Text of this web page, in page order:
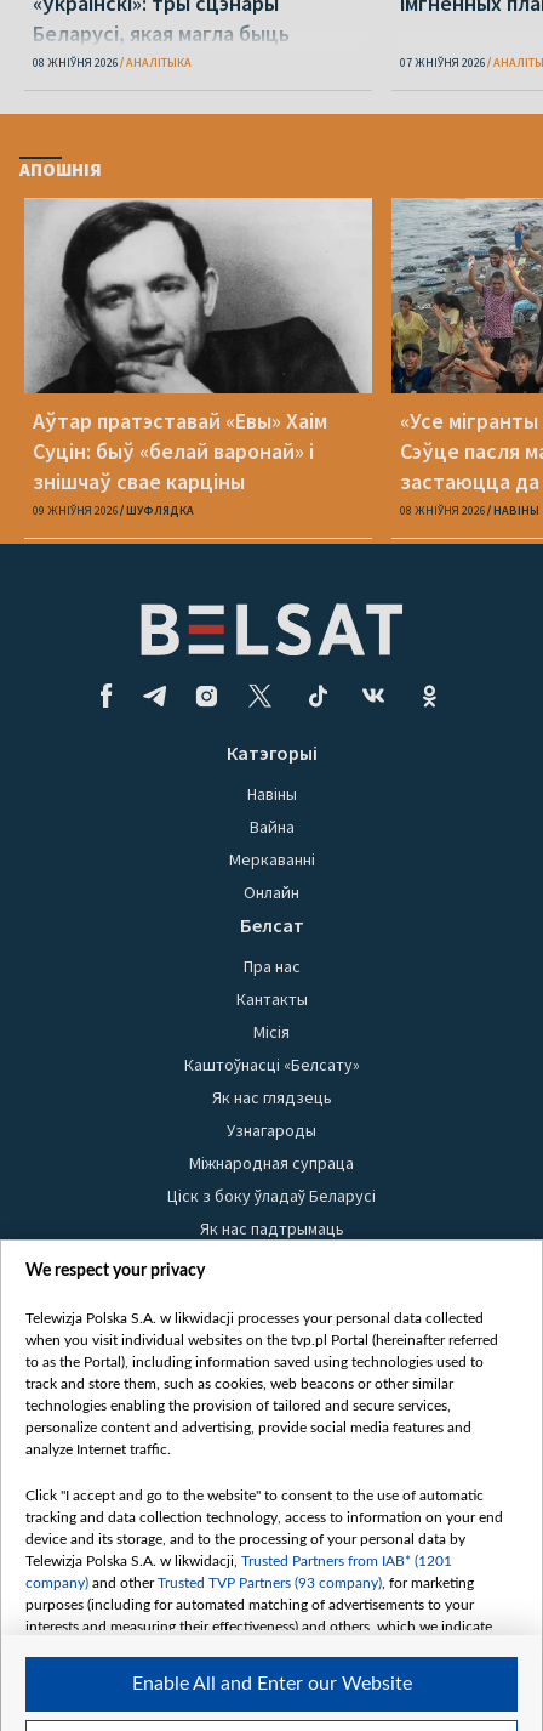
Беларусі, якая магла быць
08 ЖНІЎНЯ 2026 АНАЛІТЫКА 07 ЖНІЎНЯ 2026
АПОШНІЯ
Аўтар пратэставай «Евы» Хаім
Суцін: быў «белай варонай» і
знішчаў свае карціны
09 ЖНІЎНЯ 2026 ШУФЛЯДКА
«Усе
Сэўце пасля
застаюцца да
08 ЖНІЎНЯ 2026 НАВІНЫ
Катэгорыі
Навіны
Вайна
Меркаванні
Онлайн
Белсат
Пра нас
Кантакты
Місія
Каштоўнасці «Белсату»
Як нас глядзець
Узнагароды
Міжнародная супраца
Ціск з боку ўладаў Беларусі
Як нас падтрымаць
Правілы выкарыстання матэрыялаў
Бяспека
Youtube
Белсат news
Белсат Shorts
Жэстачайшы мульт
Belsat English
Biełsat PL
Белсат Now
Белсат History
Белсат Music
Белсат Doc
We respect your privacy
Telewizja Polska S.A. w likwidacji processes your personal data collected
when you visit individual websites on the tvp.pl Portal (hereinafter referred
to as the Portal), including information saved using technologies used to
track and store them, such as cookies, web beacons or other similar
technologies enabling the provision of tailored and secure services,
personalize content and advertising, provide social media features and
analyze Internet traffic.
Click "I accept and go to the website" to consent to the use of automatic
tracking and data collection technology, access to information on your end
device and its storage, and to the processing of your personal data by
Telewizja Polska S.A. w likwidacji, Trusted Partners from IAB* (1201
company) and otherTrusted TVP Partners (93 company) , for marketing
purposes (including for automated matching of advertisements to your
interests and measuring their effectiveness) and others, which we indicate
The purposes of processing your data by TVP S.A. w likwidacji are as
follows:
Enable All and Enter our Website